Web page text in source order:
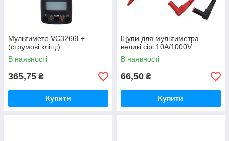
Мультиметр VC3266L+
(струмові кліщі)
В наявності
365,75 ₴
Купити
Щупи для мультиметра
великі сірі 10А/1000V
В наявності
66,50 ₴
Купити